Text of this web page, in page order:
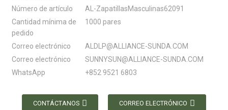
Número de artículo
AL-ZapatillasMasculinas62091
Cantidad mínima de
pedido
1000 pares
Correo electrónico
ALDLP@ALLIANCE-SUNDA.COM
Correo electrónico
SUNNYSUN@ALLIANCE-SUNDA.COM
WhatsApp
+852 9521 6803
CONTÁCTANOS CORREO ELECTRÓNICO